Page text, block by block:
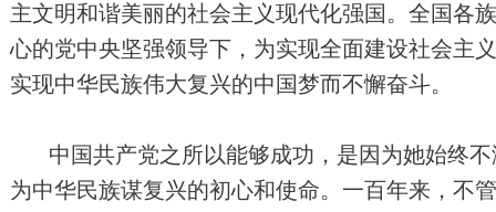
主文明和谐美丽的社会主义现代化强国。全国各
心的党中央坚强领导下，为实现全面建设社会主
实现中华民族伟大复兴的中国梦而不懈奋斗。
中国共产党之所以能够成功，是因为她始终不
为中华民族谋复兴的初心和使命。一百年来，不